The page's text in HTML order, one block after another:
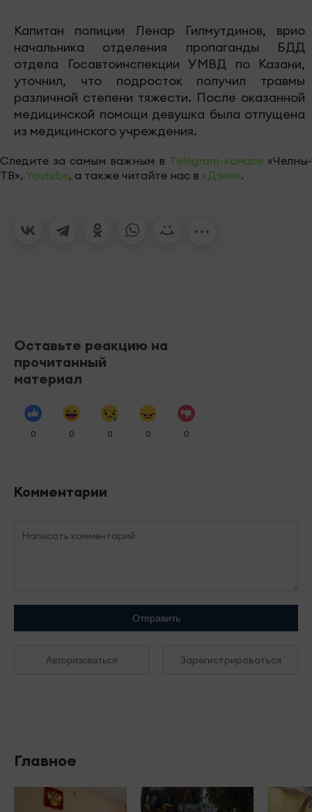
Капитан полиции Ленар Гилмутдинов, врио
начальника отделения пропаганды БДД
отдела Госавтоинспекции УМВД по Казани,
уточнил, что подросток получил травмы
различной степени тяжести. После оказанной
медицинской помощи девушка была отпущена
из медицинского учреждения.
Следите за самым важным в Telegram-канале «Челны-
ТВ», Youtube, а также читайте нас в «Дзен».
Оставьте реакцию на
прочитанный
материал
0 0 0 0 0
Комментарии
Отправить
Авторизоваться Зарегистрироваться
Главное